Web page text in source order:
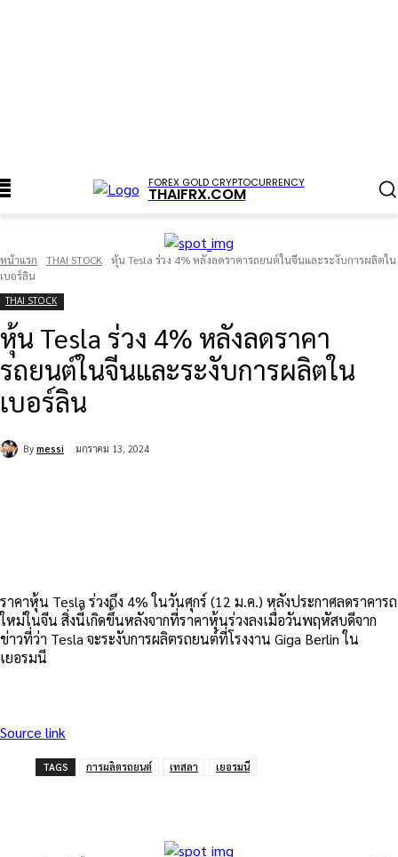
FOREX GOLD CRYPTOCURRENCY
THAIFRX.COM
หน้าแรก THAI STOCK
หุ้น Tesla ร่วง 4% หลังลดราคารถยนต์ในจีนและระงับการผลิตใน
เบอร์ลิน
THAI STOCK
หุ้น Tesla ร่วง 4% หลังลดราคา
รถยนต์ในจีนและระงับการผลิตใน
เบอร์ลิน
By messi มกราคม 13, 2024
ราคาหุ้น Tesla ร่วงถึง 4% ในวันศุกร์ (12 ม.ค.) หลังประกาศลดราคารถ
ใหม่ในจีน สิ่งนี้เกิดขึ้นหลังจากที่ราคาหุ้นร่วงลงเมื่อวันพฤหัสบดีจาก
ข่าวที่ว่า Tesla จะระงับการผลิตรถยนต์ที่โรงงาน Giga Berlin ใน
เยอรมนี
Source link
TAGS การผลิตรถยนต์ เทสลา เยอรมนี